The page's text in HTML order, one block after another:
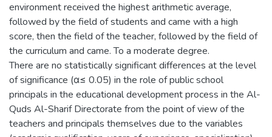
environment received the highest arithmetic average,
followed by the field of students and came with a high
score, then the field of the teacher, followed by the field of
the curriculum and came. To a moderate degree.
There are no statistically significant differences at the level
of significance (α≤ 0.05) in the role of public school
principals in the educational development process in the Al-
Quds Al-Sharif Directorate from the point of view of the
teachers and principals themselves due to the variables